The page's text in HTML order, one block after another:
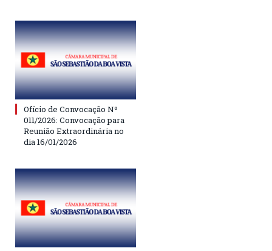
Ofício de Convocação Nº
011/2026: Convocação para
Reunião Extraordinária no
dia 16/01/2026